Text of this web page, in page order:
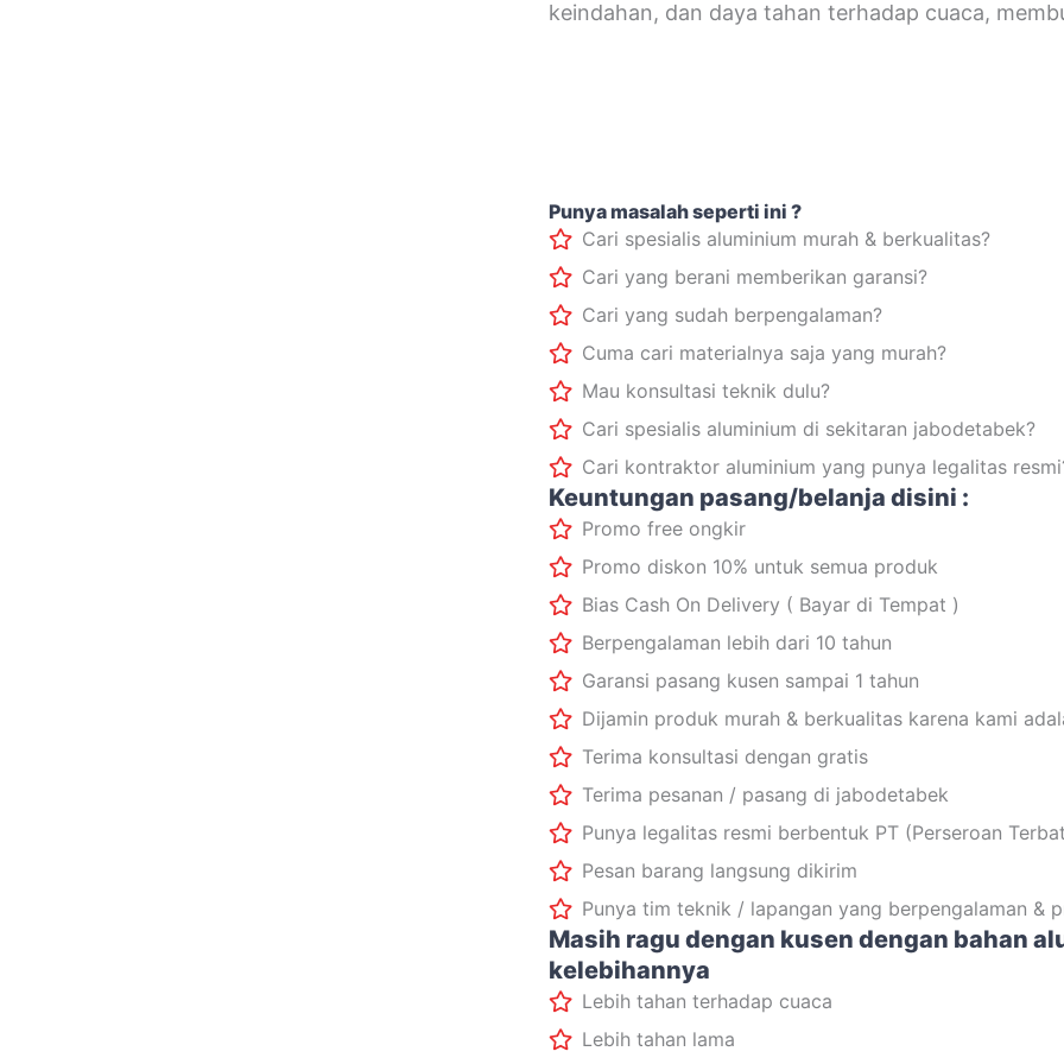
keindahan, dan daya tahan terhadap cuaca,
Punya masalah seperti ini ?
Cari spesialis aluminium murah & berkualitas?
Cari yang berani memberikan garansi?
Cari yang sudah berpengalaman?
Cuma cari materialnya saja yang murah?
Mau konsultasi teknik dulu?
Cari spesialis aluminium di sekitaran jabodetabek?
Cari kontraktor aluminium yang punya legalitas
Keuntungan pasang/belanja disini :
Promo free ongkir
Promo diskon 10% untuk semua produk
Bias Cash On Delivery ( Bayar di Tempat )
Berpengalaman lebih dari 10 tahun
Garansi pasang kusen sampai 1 tahun
Dijamin produk murah & berkualitas karena kami
Terima konsultasi dengan gratis
Terima pesanan / pasang di jabodetabek
Punya legalitas resmi berbentuk PT (Perseroan
Pesan barang langsung dikirim
Punya tim teknik / lapangan yang berpengalaman &
Masih ragu dengan kusen dengan bahan
kelebihannya
Lebih tahan terhadap cuaca
Lebih tahan lama